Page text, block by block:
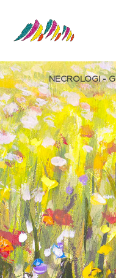
NECROLOGI -